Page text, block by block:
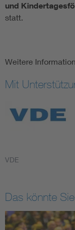
und
statt.
Weitere
Mit
VDE
Das könnte